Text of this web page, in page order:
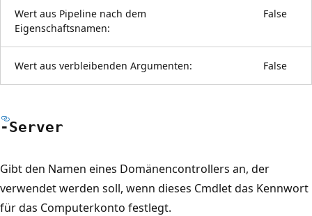
Wert aus Pipeline nach dem
Eigenschaftsnamen:
False
Wert aus verbleibenden Argumenten: False
-Server
Gibt den Namen eines Domänencontrollers an, der
verwendet werden soll, wenn dieses Cmdlet das Kennwort
für das Computerkonto festlegt.